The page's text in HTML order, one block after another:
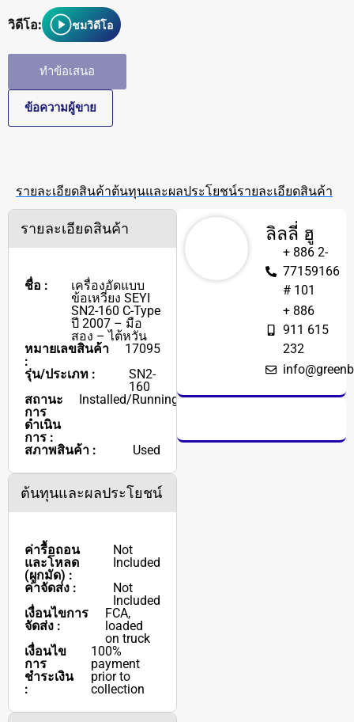
วิดีโอ:
ชมวิดีโอ
ทำข้อเสนอ
ข้อความผู้ขาย
รายละเอียดสินค้าต้นทุนและผลประโยชน์รายละเอียดสินค้า
รายละเอียดสินค้า
ชื่อ :
เครื่องอัดแบบ
ข้อเหวี่ยง SEYI
SN2-160 C-Type
ปี 2007 – มือ
สอง – ไต้หวัน
หมายเลขสินค้า
:
17095
รุ่น/ประเภท :
SN2-
160
สถานะ
การ
ดำเนิน
การ :
Installed/Running
สภาพสินค้า : Used
ต้นทุนและผลประโยชน์
ค่ารื้อถอน
และโหลด
(ผูกมัด) :
Not
Included
ค่าจัดส่ง :
Not
Included
เงื่อนไขการ
จัดส่ง :
FCA,
loaded
on truck
เงื่อนไข
การ
ชำระเงิน
:
100%
payment
prior to
collection
ลิลลี่ ฮู
+ 886 2-
77159166
# 101
+ 886
911 615
232